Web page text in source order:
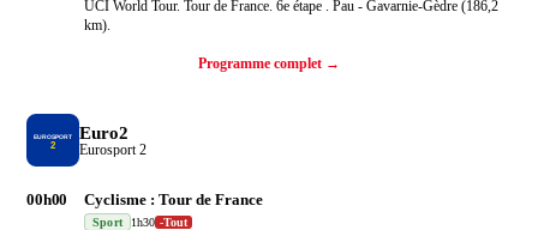
UCI World Tour. Tour de France. 6e étape . Pau - Gavarnie-Gèdre (186,2
km).
Programme complet →
Euro2
Eurosport 2
00h00 Cyclisme : Tour de France
Sport 1h30 -Tout